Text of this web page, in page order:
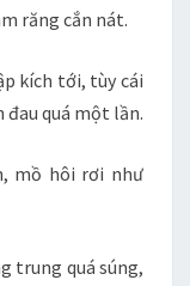
răng cắn nát.
kích tới, tùy cái
quá một lần.
mồ hôi rơi như
trung quá súng,